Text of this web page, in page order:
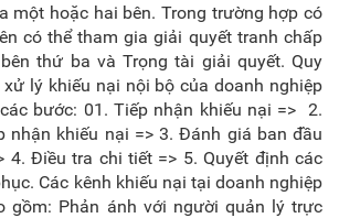
một hoặc hai bên. Trong trường hợp có
có thể tham gia giải quyết tranh chấp
thứ ba và Trọng tài giải quyết. Quy
lý khiếu nại nội bộ của doanh nghiệp
bước: 01. Tiếp nhận khiếu nại => 2.
nhận khiếu nại => 3. Đánh giá ban đầu
4. Điều tra chi tiết => 5. Quyết định các
Các kênh khiếu nại tại doanh nghiệp
gồm: Phản ánh với người quản lý trực